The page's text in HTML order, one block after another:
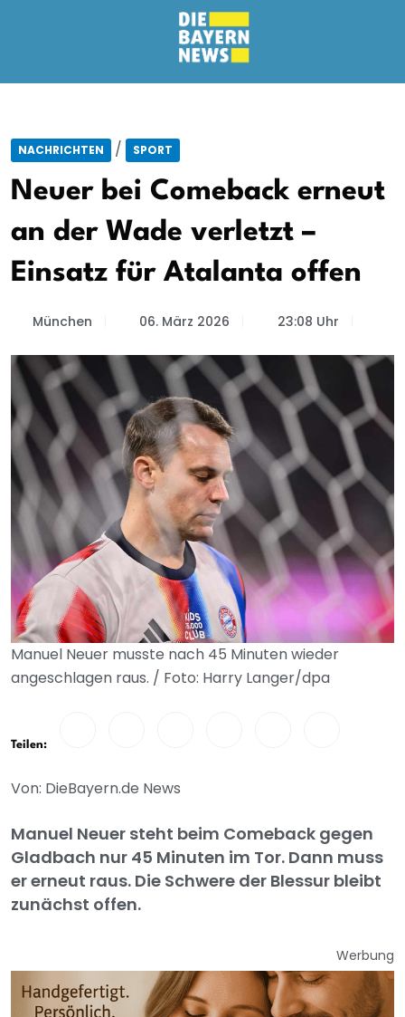
NACHRICHTEN / SPORT
Neuer bei Comeback erneut
an der Wade verletzt –
Einsatz für Atalanta offen
München 06. März 2026 23:08 Uhr
Manuel Neuer musste nach 45 Minuten wieder
angeschlagen raus. / Foto: Harry Langer/dpa
Teilen:
Von: DieBayern.de News
Manuel Neuer steht beim Comeback gegen
Gladbach nur 45 Minuten im Tor. Dann muss
er erneut raus. Die Schwere der Blessur bleibt
zunächst offen.
Werbung